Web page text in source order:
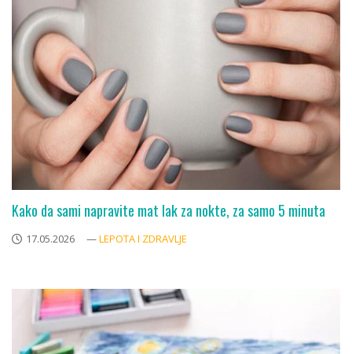
Kako da sami napravite mat lak za nokte, za samo 5 minuta
17.05.2026 —LEPOTA I ZDRAVLJE